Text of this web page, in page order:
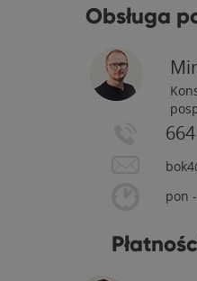
Obsługa
pon